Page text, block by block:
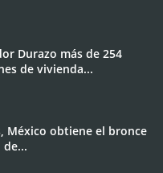
Durazo más de 254
de vivienda...
México obtiene el bronce